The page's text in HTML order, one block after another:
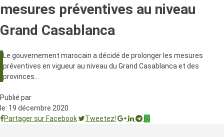
mesures préventives au niveau
Grand Casablanca
Le gouvernement marocain a décidé de prolonger les mesures
préventives en vigueur au niveau du Grand Casablanca et des
provinces…
Publié par
le: 19 décembre 2020
Partager sur Facebook
Tweetez!